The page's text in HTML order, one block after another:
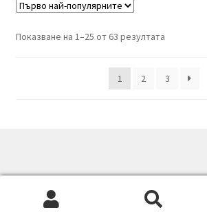
Показване на 1–25 от 63 резултатаSorted
1
2 3
Built with WooCommerce
Търсене
Търсене